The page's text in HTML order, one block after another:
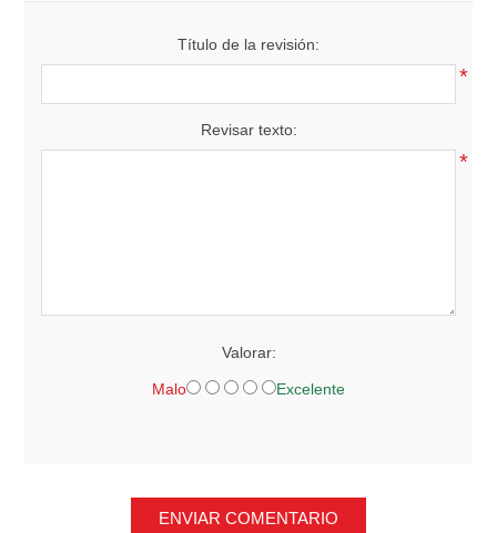
Título de la revisión:
*
Revisar texto:
*
Valorar:
Malo Excelente
ENVIAR COMENTARIO